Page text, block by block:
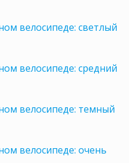
велосипеде: светлый
велосипеде: средний
велосипеде: темный
велосипеде: очень